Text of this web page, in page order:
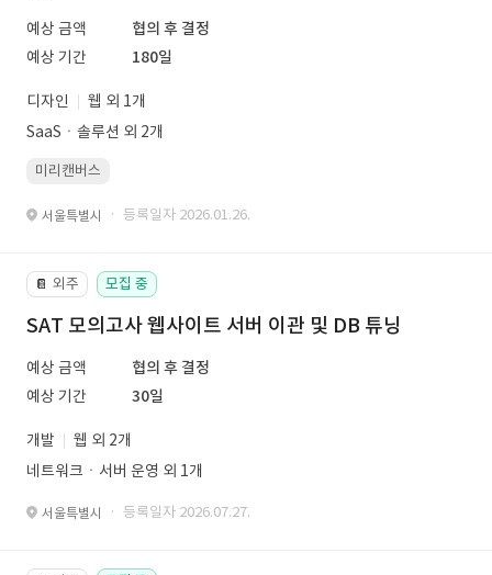
예상 금액
협의 후 결정
예상 기간
180일
디자인
웹 외 1개
SaaSㆍ솔루션 외 2개
미리캔버스
서울특별시 · 등록일자 2026.01.26.
📔 외주 모집 중
SAT 모의고사 웹사이트 서버 이관 및 DB 튜닝
예상 금액
협의 후 결정
예상 기간
30일
개발
웹 외 2개
네트워크ㆍ서버 운영 외 1개
서울특별시 · 등록일자 2026.07.27.